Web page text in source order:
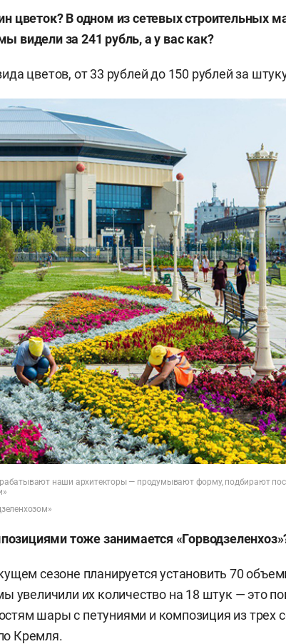
цветок? В одном из сетевых строительных
видели за 241 рубль, а у вас как?
цветов, от 33 рублей до 150 рублей за
наши архитекторы — продумывают форму, подбирают
тоже занимается
сезоне планируется установить 70
увеличили их количество на 18 штук — это
шары с петуниями и композиция из трех
Кремля.